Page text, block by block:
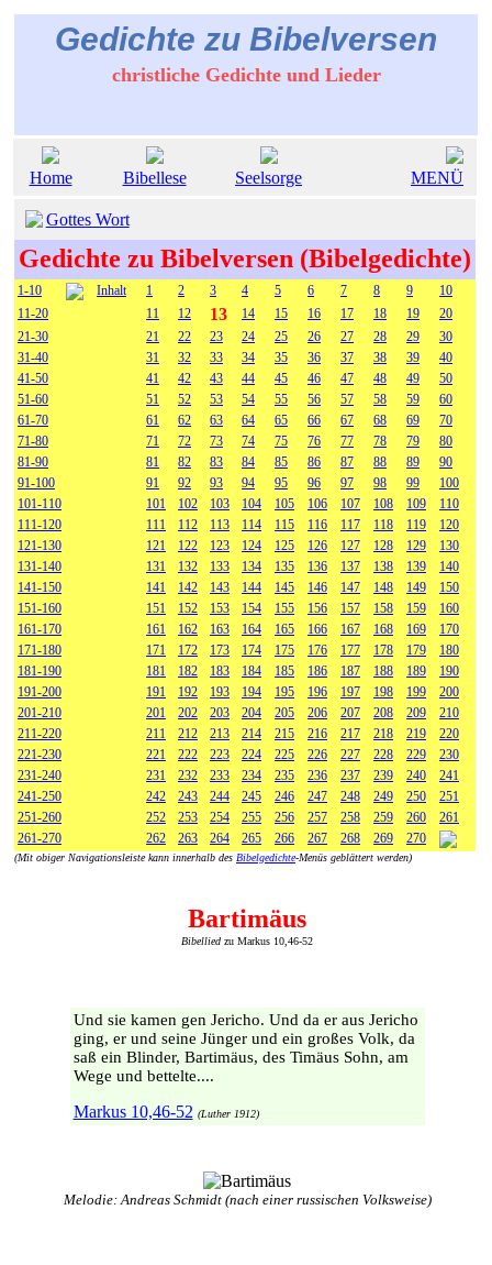
Gedichte zu Bibelversen
christliche Gedichte und Lieder
Home Bibellese Seelsorge MENÜ
Gottes Wort
Gedichte zu Bibelversen (Bibelgedichte)
1-10 Inhalt 1 2 3 4 5 6 7 8 9
10
11-20
11 12 13 14 15 16 17 18 19
20
21-30
21 22 23 24 25 26 27 28 29
30
31-40
31 32 33 34 35 36 37 38 39
40
41-50
41 42 43 44 45 46 47 48 49
50
51-60
51 52 53 54 55 56 57 58 59
60
61-70
61 62 63 64 65 66 67 68 69
70
71-80
71 72 73 74 75 76 77 78 79
80
81-90
81 82 83 84 85 86 87 88 89
90
91-100
91 92 93 94 95 96 97 98 99
100
101-110
101 102 103 104 105 106 107 108 109
110
111-120
111 112 113 114 115 116 117 118 119
120
121-130
121 122 123 124 125 126 127 128 129
130
131-140
131 132 133 134 135 136 137 138 139
140
141-150
141 142 143 144 145 146 147 148 149
150
151-160
151 152 153 154 155 156 157 158 159
160
161-170
161 162 163 164 165 166 167 168 169
170
171-180
171 172 173 174 175 176 177 178 179
180
181-190
181 182 183 184 185 186 187 188 189
190
191-200
191 192 193 194 195 196 197 198 199
200
201-210
201 202 203 204 205 206 207 208 209
210
211-220
211 212 213 214 215 216 217 218 219
220
221-230
221 222 223 224 225 226 227 228 229
230
231-240
231 232 233 234 235 236 237 239 240
241
241-250
242 243 244 245 246 247 248 249 250
251
251-260
252 253 254 255 256 257 258 259 260
261
261-270
262 263 264 265 266 267 268 269 270
(Mit obiger Navigationsleiste kann innerhalb des Bibelgedichte-Menüs geblättert werden)
Bartimäus
Bibellied zu Markus 10,46-52
Und sie kamen gen Jericho. Und da er aus Jericho
ging, er und seine Jünger und ein großes Volk, da
saß ein Blinder, Bartimäus, des Timäus Sohn, am
Wege und bettelte....
Markus 10,46-52 (Luther 1912)
Melodie: Andreas Schmidt (nach einer russischen Volksweise)